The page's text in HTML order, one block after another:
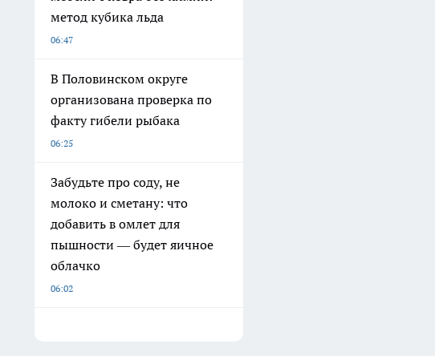
метод кубика льда
06:47
В Половинском округе
организована проверка по
факту гибели рыбака
06:25
Забудьте про соду, не
молоко и сметану: что
добавить в омлет для
пышности — будет яичное
облачко
06:02